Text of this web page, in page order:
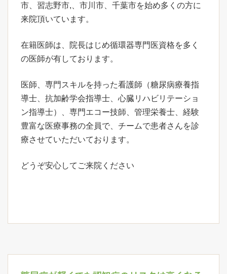
市、習志野市,、市川市、千葉市を始め多くの方に
来院頂いています。
在籍医師は、院長はじめ循環器専門医資格を多く
の医師が有しております。
医師、専門スキルを持った看護師（糖尿病療養指
導士、抗加齢学会指導士、心臓リハビリテーショ
ン指導士）、専門エコー技師、管理栄養士、経験
豊富な医療事務の全員で、チームで患者さんを診
療させていただいております。
どうぞ安心してご来院ください